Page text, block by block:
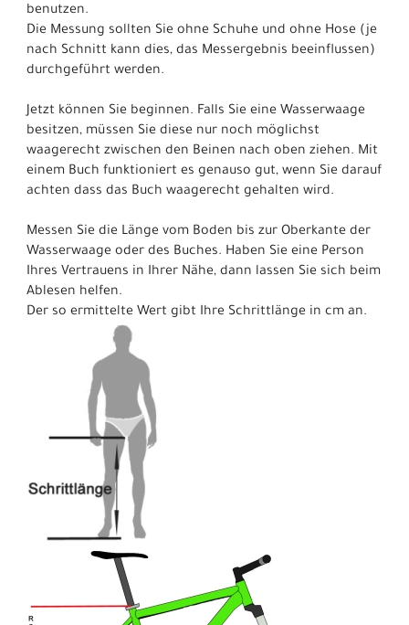
benutzen.
Die Messung sollten Sie ohne Schuhe und ohne Hose (je
nach Schnitt kann dies, das Messergebnis beeinflussen)
durchgeführt werden.
Jetzt können Sie beginnen. Falls Sie eine Wasserwaage
besitzen, müssen Sie diese nur noch möglichst
waagerecht zwischen den Beinen nach oben ziehen. Mit
einem Buch funktioniert es genauso gut, wenn Sie darauf
achten dass das Buch waagerecht gehalten wird.
Messen Sie die Länge vom Boden bis zur Oberkante der
Wasserwaage oder des Buches. Haben Sie eine Person
Ihres Vertrauens in Ihrer Nähe, dann lassen Sie sich beim
Ablesen helfen.
Der so ermittelte Wert gibt Ihre Schrittlänge in cm an.